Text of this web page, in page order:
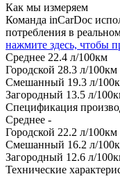
Как мы измеряем
Команда inCarDoc
потребления в
нажмите здесь, чтобы
Среднее 22.4 л/100км
Городской 28.3 л/100км
Смешанный 19.3 л/
Загородный 13.5 л/
Спецификация
Среднее -
Городской 22.2 л/100км
Смешанный 16.2 л/
Загородный 12.6 л/
Технические